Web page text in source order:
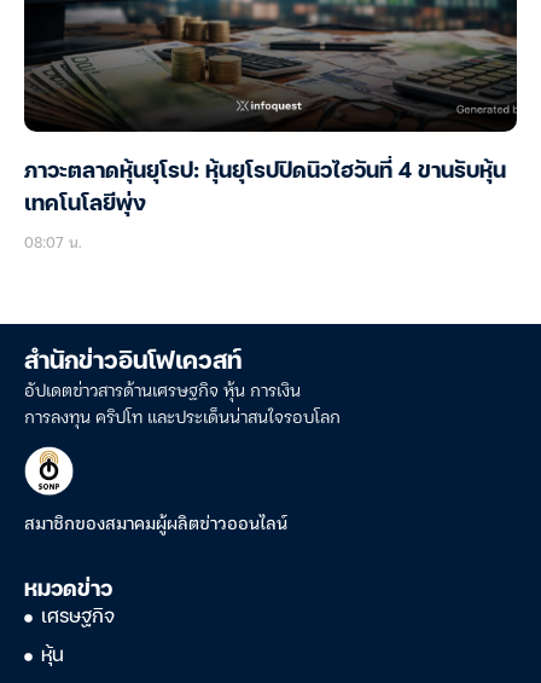
ภาวะตลาดหุ้นยุโรป: หุ้นยุโรปปิดนิวไฮวันที่ 4 ขานรับหุ้น
เทคโนโลยีพุ่ง
08:07 น.
สำนักข่าวอินโฟเควสท์
อัปเดตข่าวสารด้านเศรษฐกิจ หุ้น การเงิน
การลงทุน คริปโท และประเด็นน่าสนใจรอบโลก
สมาชิกของสมาคมผู้ผลิตข่าวออนไลน์
หมวดข่าว
เศรษฐกิจ
หุ้น